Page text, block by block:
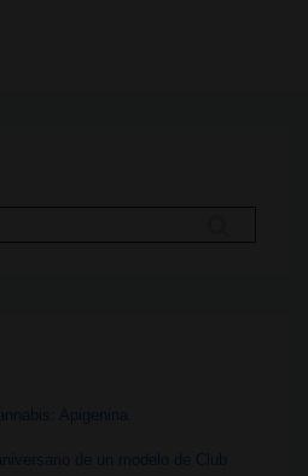
Apigenina
de un modelo de Club